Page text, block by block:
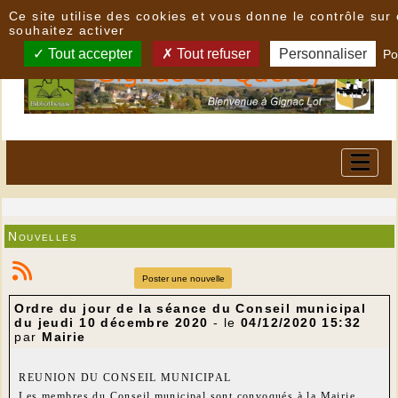
Nouvelles
Poster une nouvelle
Ordre du jour de la séance du Conseil municipal
du jeudi 10 décembre 2020 - le 04/12/2020 15:32
par Mairie
REUNION DU CONSEIL MUNICIPAL
Ce site utilise des cookies et vous donne le contrôle sur
souhaitez activer
Tout accepter Tout refuser Personnaliser